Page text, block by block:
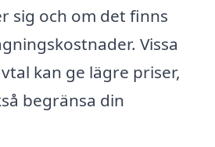
sig och om det finns
Vissa
kan ge lägre priser,
begränsa din